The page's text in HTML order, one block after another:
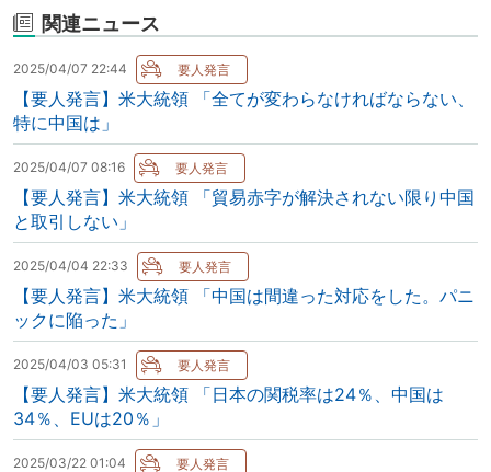
関連ニュース
2025/04/07 22:44
【要人発言】米大統領 「全てが変わらなければならない、
特に中国は」
2025/04/07 08:16
【要人発言】米大統領 「貿易赤字が解決されない限り中国
と取引しない」
2025/04/04 22:33
【要人発言】米大統領 「中国は間違った対応をした。パニ
ックに陥った」
2025/04/03 05:31
【要人発言】米大統領 「日本の関税率は24％、中国は
34％、EUは20％」
2025/03/22 01:04